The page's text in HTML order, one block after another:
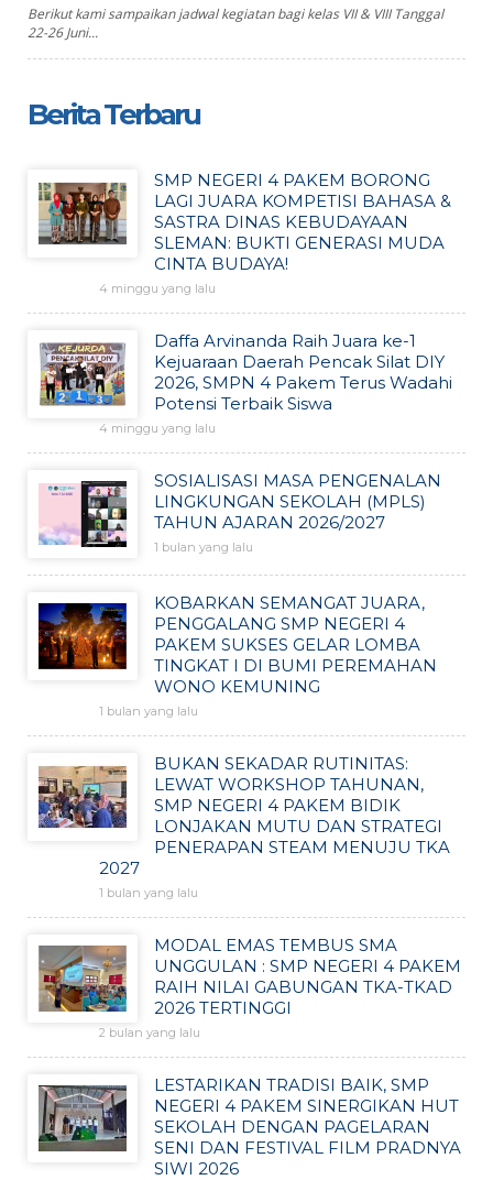
Berikut kami sampaikan jadwal kegiatan bagi kelas VII & VIII Tanggal
22-26 Juni...
Berita Terbaru
SMP NEGERI 4 PAKEM BORONG
LAGI JUARA KOMPETISI BAHASA &
SASTRA DINAS KEBUDAYAAN
SLEMAN: BUKTI GENERASI MUDA
CINTA BUDAYA!
4 minggu yang lalu
Daffa Arvinanda Raih Juara ke-1
Kejuaraan Daerah Pencak Silat DIY
2026, SMPN 4 Pakem Terus Wadahi
Potensi Terbaik Siswa
4 minggu yang lalu
SOSIALISASI MASA PENGENALAN
LINGKUNGAN SEKOLAH (MPLS)
TAHUN AJARAN 2026/2027
1 bulan yang lalu
KOBARKAN SEMANGAT JUARA,
PENGGALANG SMP NEGERI 4
PAKEM SUKSES GELAR LOMBA
TINGKAT I DI BUMI PEREMAHAN
WONO KEMUNING
1 bulan yang lalu
BUKAN SEKADAR RUTINITAS:
LEWAT WORKSHOP TAHUNAN,
SMP NEGERI 4 PAKEM BIDIK
LONJAKAN MUTU DAN STRATEGI
PENERAPAN STEAM MENUJU TKA
2027
1 bulan yang lalu
MODAL EMAS TEMBUS SMA
UNGGULAN : SMP NEGERI 4 PAKEM
RAIH NILAI GABUNGAN TKA-TKAD
2026 TERTINGGI
2 bulan yang lalu
LESTARIKAN TRADISI BAIK, SMP
NEGERI 4 PAKEM SINERGIKAN HUT
SEKOLAH DENGAN PAGELARAN
SENI DAN FESTIVAL FILM PRADNYA
SIWI 2026